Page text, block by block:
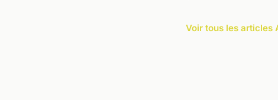
Voir tous les articles